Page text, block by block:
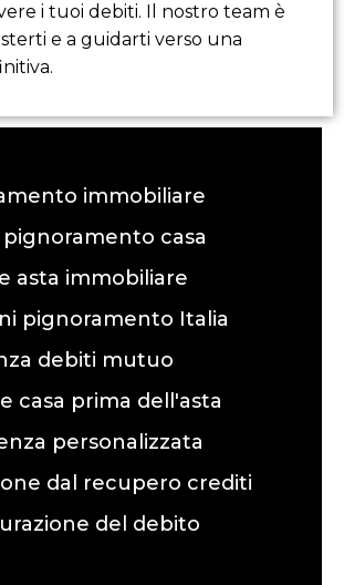
i tuoi debiti. Il nostro team è
e a guidarti verso una
immobiliare
casa
asta immobiliare
pignoramento Italia
debiti mutuo
casa prima dell'asta
personalizzata
dal recupero crediti
del debito